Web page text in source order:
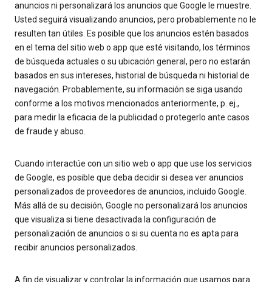
anuncios ni personalizará los anuncios que Google le muestre.
Usted seguirá visualizando anuncios, pero probablemente no le
resulten tan útiles. Es posible que los anuncios estén basados
en el tema del sitio web o app que esté visitando, los términos
de búsqueda actuales o su ubicación general, pero no estarán
basados en sus intereses, historial de búsqueda ni historial de
navegación. Probablemente, su información se siga usando
conforme a los motivos mencionados anteriormente, p. ej.,
para medir la eficacia de la publicidad o protegerlo ante casos
de fraude y abuso.
Cuando interactúe con un sitio web o app que use los servicios
de Google, es posible que deba decidir si desea ver anuncios
personalizados de proveedores de anuncios, incluido Google.
Más allá de su decisión, Google no personalizará los anuncios
que visualiza si tiene desactivada la configuración de
personalización de anuncios o si su cuenta no es apta para
recibir anuncios personalizados.
A fin de visualizar y controlar la información que usamos para